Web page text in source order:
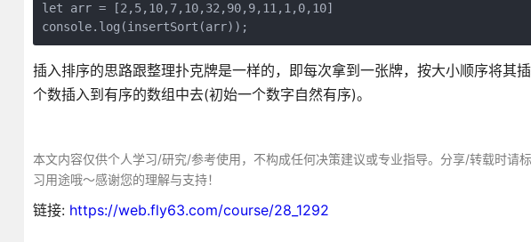
let arr = [2,5,10,7,10,32,90,9,11,1,0,10]
console.log(insertSort(arr));
插入排序的思路跟整理扑克牌是一样的，即每次拿到一张牌，按大小顺序将其
个数插入到有序的数组中去(初始一个数字自然有序)。
本文内容仅供个人学习/研究/参考使用，不构成任何决策建议或专业指导。分享/转载时请
习用途哦～感谢您的理解与支持！
链接: https://web.fly63.com/course/28_1292